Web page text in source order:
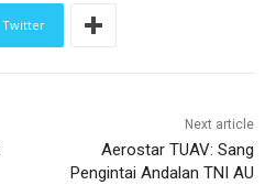
Twitter
Next article
Aerostar TUAV: Sang
Pengintai Andalan TNI AU